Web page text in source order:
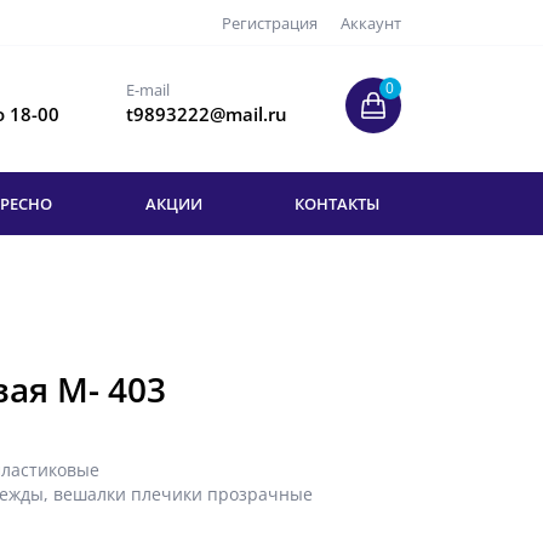
Регистрация Аккаунт
18-00
E-mail
t9893222@mail.ru
0
АКЦИИ КОНТАКТЫ
М- 403
, вешалки плечики прозрачные